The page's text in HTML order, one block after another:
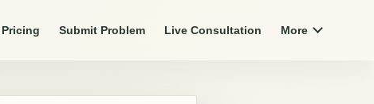
Pricing Submit Problem Live Consultation More